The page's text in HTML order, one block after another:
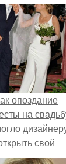
опоздание
на
свой
бренд.